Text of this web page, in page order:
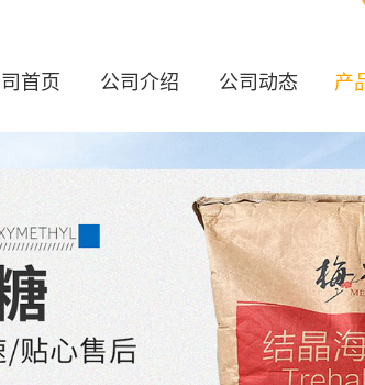
首页 公司介绍 公司动态 产